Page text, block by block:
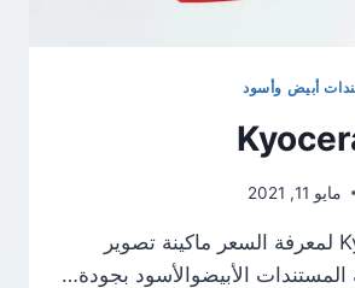
أبيض وأسود
مايو 11, 2021
Kyocera 3555 i لمعرفة السعر ماكينة تصوير
المستندات الأبيضوالأسود بجودة…